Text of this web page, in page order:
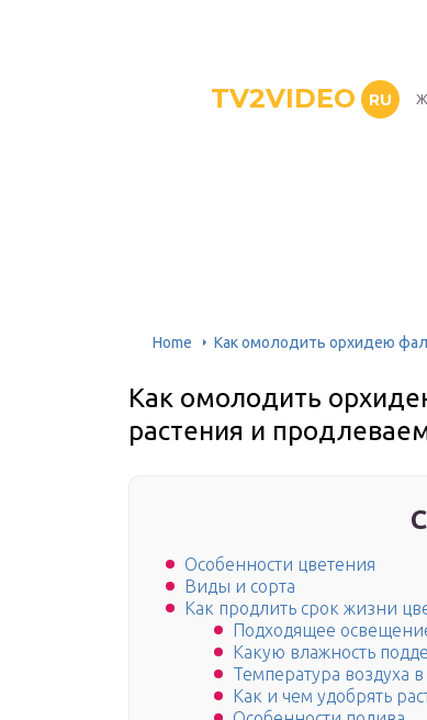
TV2VIDEO RU
Home Как омолодить орхидею
Как омолодить
растения и
Особенности цветения
Виды и сорта
Как продлить срок жизни
Подходящее
Какую влажность
Температура воздуха
Как и чем удобрять